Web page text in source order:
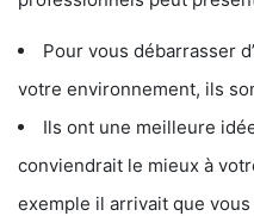
Pour vous débarrasser
votre environnement, ils
Ils ont une meilleure
conviendrait le mieux à
exemple il arrivait que